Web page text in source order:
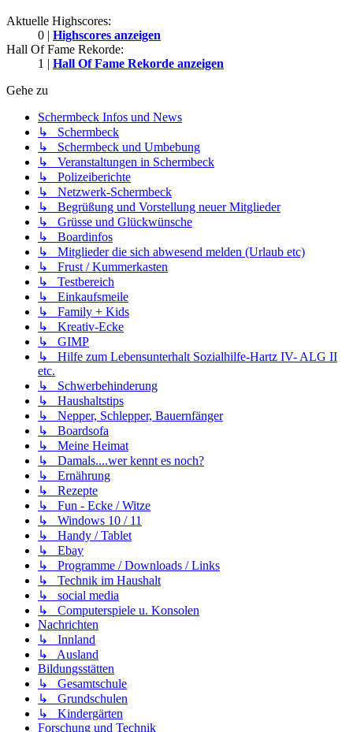
Aktuelle Highscores:
0 | Highscores anzeigen
Hall Of Fame Rekorde:
1 | Hall Of Fame Rekorde anzeigen
Gehe zu
Schermbeck Infos und News
↳ Schermbeck
↳ Schermbeck und Umbebung
↳ Veranstaltungen in Schermbeck
↳ Polizeiberichte
↳ Netzwerk-Schermbeck
↳ Begrüßung und Vorstellung neuer Mitglieder
↳ Grüsse und Glückwünsche
↳ Boardinfos
↳ Mitglieder die sich abwesend melden (Urlaub etc)
↳ Frust / Kummerkasten
↳ Testbereich
↳ Einkaufsmeile
↳ Family + Kids
↳ Kreativ-Ecke
↳ GIMP
↳ Hilfe zum Lebensunterhalt Sozialhilfe-Hartz IV- ALG II
etc.
↳ Schwerbehinderung
↳ Haushaltstips
↳ Nepper, Schlepper, Bauernfänger
↳ Boardsofa
↳ Meine Heimat
↳ Damals....wer kennt es noch?
↳ Ernährung
↳ Rezepte
↳ Fun - Ecke / Witze
↳ Windows 10 / 11
↳ Handy / Tablet
↳ Ebay
↳ Programme / Downloads / Links
↳ Technik im Haushalt
↳ social media
↳ Computerspiele u. Konsolen
Nachrichten
↳ Innland
↳ Ausland
Bildungsstätten
↳ Gesamtschule
↳ Grundschulen
↳ Kindergärten
Forschung und Technik